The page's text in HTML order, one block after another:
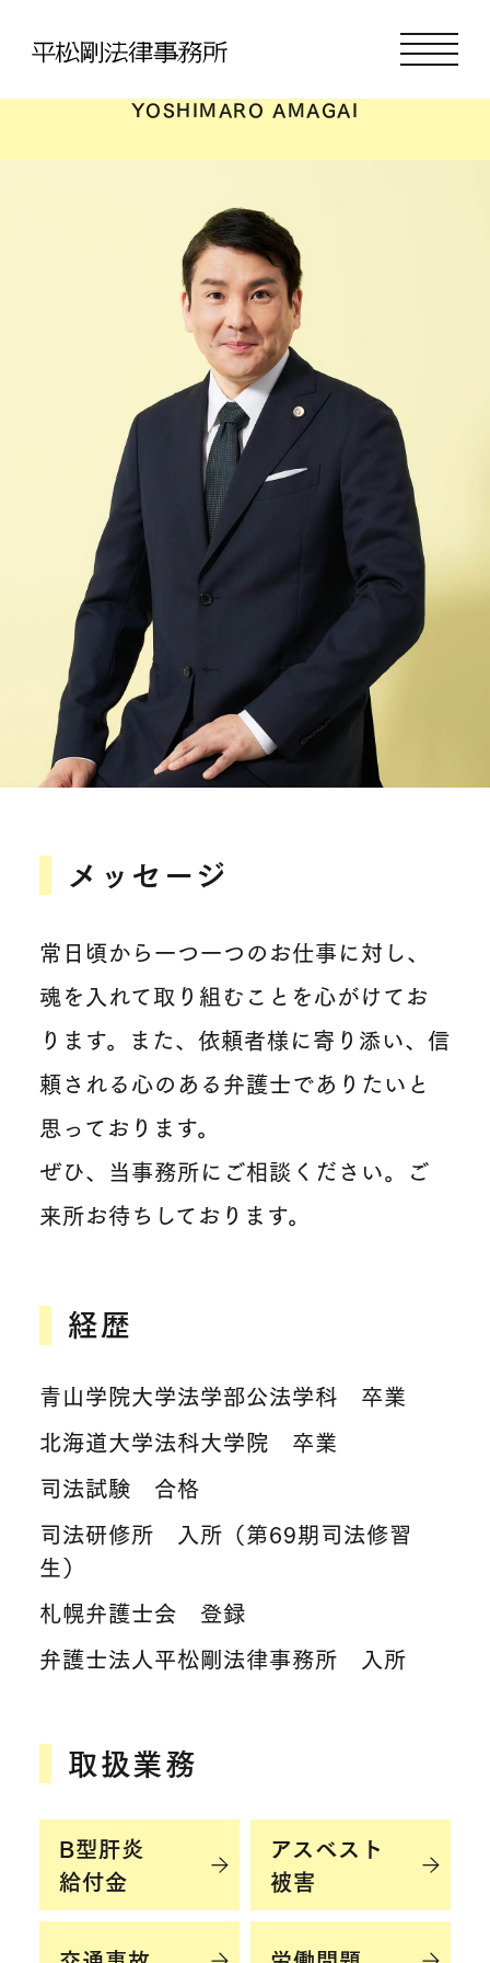
雨貝 義麿
YOSHIMARO AMAGAI
メッセージ
常日頃から一つ一つのお仕事に対し、
魂を入れて取り組むことを心がけてお
ります。また、依頼者様に寄り添い、信
頼される心のある弁護士でありたいと
思っております。
ぜひ、当事務所にご相談ください。ご
来所お待ちしております。
経歴
青山学院大学法学部公法学科 卒業
北海道大学法科大学院 卒業
司法試験 合格
司法研修所 入所（第69期司法修習
生）
札幌弁護士会 登録
弁護士法人平松剛法律事務所 入所
取扱業務
B型肝炎
給付金
アスベスト
被害